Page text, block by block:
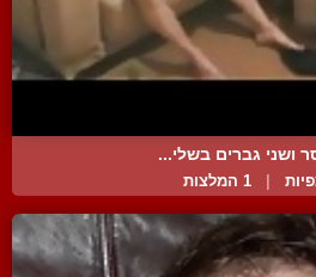
ושני גברים בשלי...
| 1 המלצות